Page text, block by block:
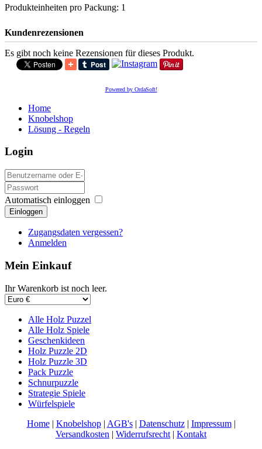
Produkteinheiten pro Packung: 1
Kundenrezensionen
Es gibt noch keine Rezensionen für dieses Produkt.
Powered by OrdaSoft!
Home
Knobelshop
Lösung - Regeln
Login
Automatisch einloggen
Einloggen
Zugangsdaten vergessen?
Anmelden
Mein Einkauf
Ihr Warenkorb ist noch leer.
Alle Holz Puzzel
Alle Holz Spiele
Geschenkideen
Holz Puzzle 2D
Holz Puzzle 3D
Pack Puzzle
Schnurpuzzle
Strategie Spiele
Würfelspiele
Home| Knobelshop| AGB's| Datenschutz| Impressum|
Versandkosten | Widerrufsrecht | Kontakt